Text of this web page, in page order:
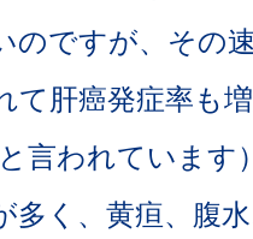
のですが、その
て肝癌発症率も
言われています
多く、黄疸、腹